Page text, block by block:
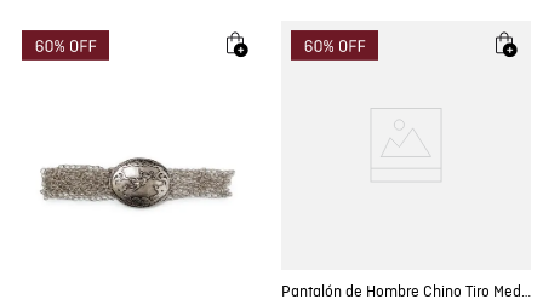
Pantalón de Hombre Chino Tiro Medio con Bolsillos Diagonales en Mezcla de Algodón